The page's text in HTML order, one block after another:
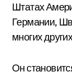
Штатах
Германии,
многих
Он